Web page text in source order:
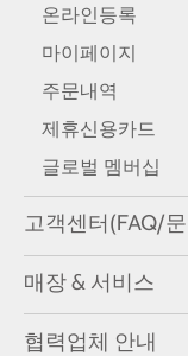
온라인등록
마이페이지
주문내역
제휴신용카드
글로벌 멤버십
고객센터(FAQ/
매장 & 서비스
협력업체 안내